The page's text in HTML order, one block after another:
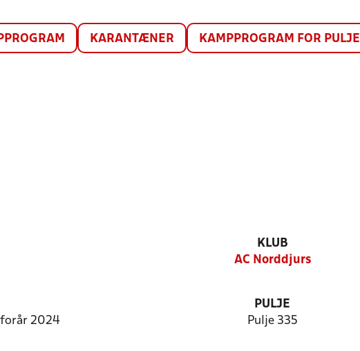
KARANTÆNER KAMPPROGRAM FOR PULJE
KLUB
AC Norddjurs
forår 2024
PULJE
Pulje 335